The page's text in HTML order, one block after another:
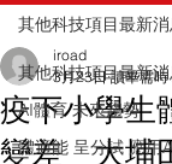
其他科技項目最新
AI體育 未來趨勢
體適能 呈分試 應用
其他科技項目最新
疫下小學生
變差 大埔
iroad
3月23日 讀畢需時